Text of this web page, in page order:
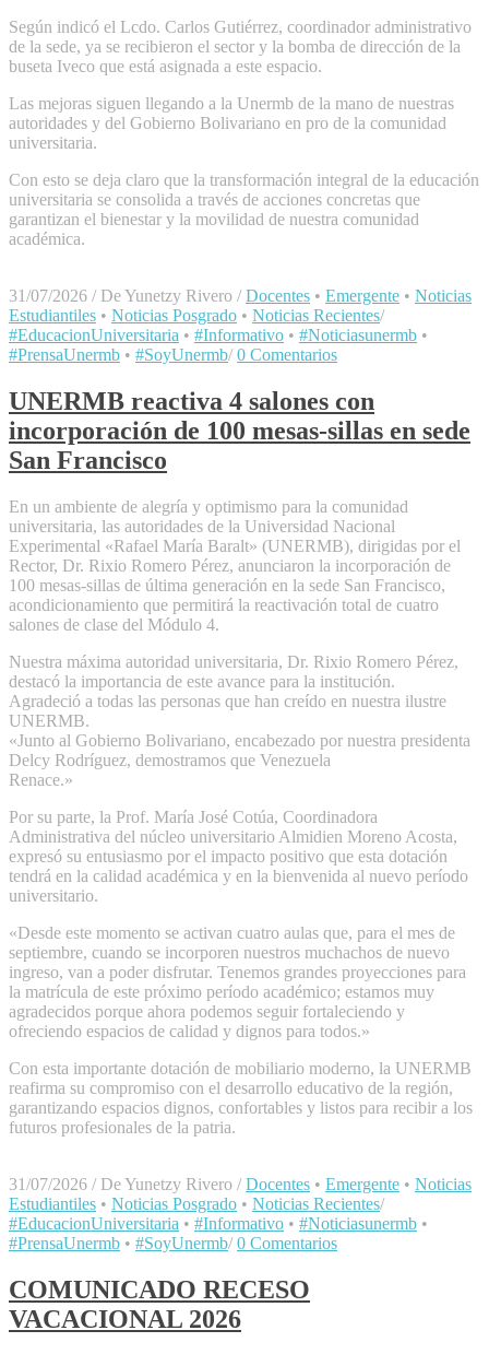
Según indicó el Lcdo. Carlos Gutiérrez, coordinador administrativo
de la sede, ya se recibieron el sector y la bomba de dirección de la
buseta Iveco que está asignada a este espacio.
Las mejoras siguen llegando a la Unermb de la mano de nuestras
autoridades y del Gobierno Bolivariano en pro de la comunidad
universitaria.
Con esto se deja claro que la transformación integral de la educación
universitaria se consolida a través de acciones concretas que
garantizan el bienestar y la movilidad de nuestra comunidad
académica.
31/07/2026 / De Yunetzy Rivero / Docentes • Emergente • Noticias
Estudiantiles • Noticias Posgrado • Noticias Recientes/
#EducacionUniversitaria • #Informativo • #Noticiasunermb •
#PrensaUnermb • #SoyUnermb/ 0 Comentarios
UNERMB reactiva 4 salones con
incorporación de 100 mesas-sillas en sede
San Francisco
En un ambiente de alegría y optimismo para la comunidad
universitaria, las autoridades de la Universidad Nacional
Experimental «Rafael María Baralt» (UNERMB), dirigidas por el
Rector, Dr. Rixio Romero Pérez, anunciaron la incorporación de
100 mesas-sillas de última generación en la sede San Francisco,
acondicionamiento que permitirá la reactivación total de cuatro
salones de clase del Módulo 4.
Nuestra máxima autoridad universitaria, Dr. Rixio Romero Pérez,
destacó la importancia de este avance para la institución.
Agradeció a todas las personas que han creído en nuestra ilustre
UNERMB.
«Junto al Gobierno Bolivariano, encabezado por nuestra presidenta
Delcy Rodríguez, demostramos que Venezuela
Renace.»
Por su parte, la Prof. María José Cotúa, Coordinadora
Administrativa del núcleo universitario Almidien Moreno Acosta,
expresó su entusiasmo por el impacto positivo que esta dotación
tendrá en la calidad académica y en la bienvenida al nuevo período
universitario.
«Desde este momento se activan cuatro aulas que, para el mes de
septiembre, cuando se incorporen nuestros muchachos de nuevo
ingreso, van a poder disfrutar. Tenemos grandes proyecciones para
la matrícula de este próximo período académico; estamos muy
agradecidos porque ahora podemos seguir fortaleciendo y
ofreciendo espacios de calidad y dignos para todos.»
Con esta importante dotación de mobiliario moderno, la UNERMB
reafirma su compromiso con el desarrollo educativo de la región,
garantizando espacios dignos, confortables y listos para recibir a los
futuros profesionales de la patria.
31/07/2026 / De Yunetzy Rivero / Docentes • Emergente • Noticias
Estudiantiles • Noticias Posgrado • Noticias Recientes/
#EducacionUniversitaria • #Informativo • #Noticiasunermb •
#PrensaUnermb • #SoyUnermb/ 0 Comentarios
COMUNICADO RECESO
VACACIONAL 2026